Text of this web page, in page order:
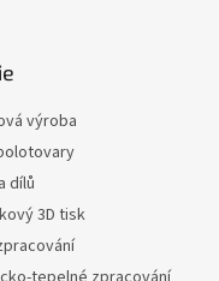
výroba
dílů
3D tisk